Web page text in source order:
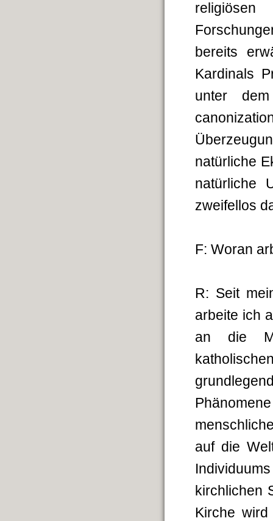
bereits
Kardinals
unter
natürliche
natürliche
zweifellos
F: Woran
R: Seit
arbeite ich
an die
auf die
kirchlichen
Kirche